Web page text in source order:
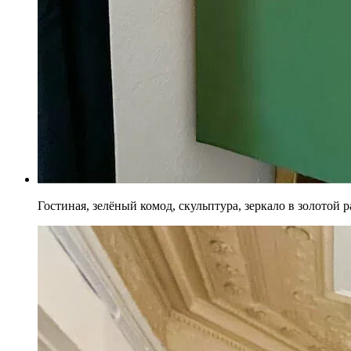
Гостиная, зелёный комод, скульптура, зеркало в золотой